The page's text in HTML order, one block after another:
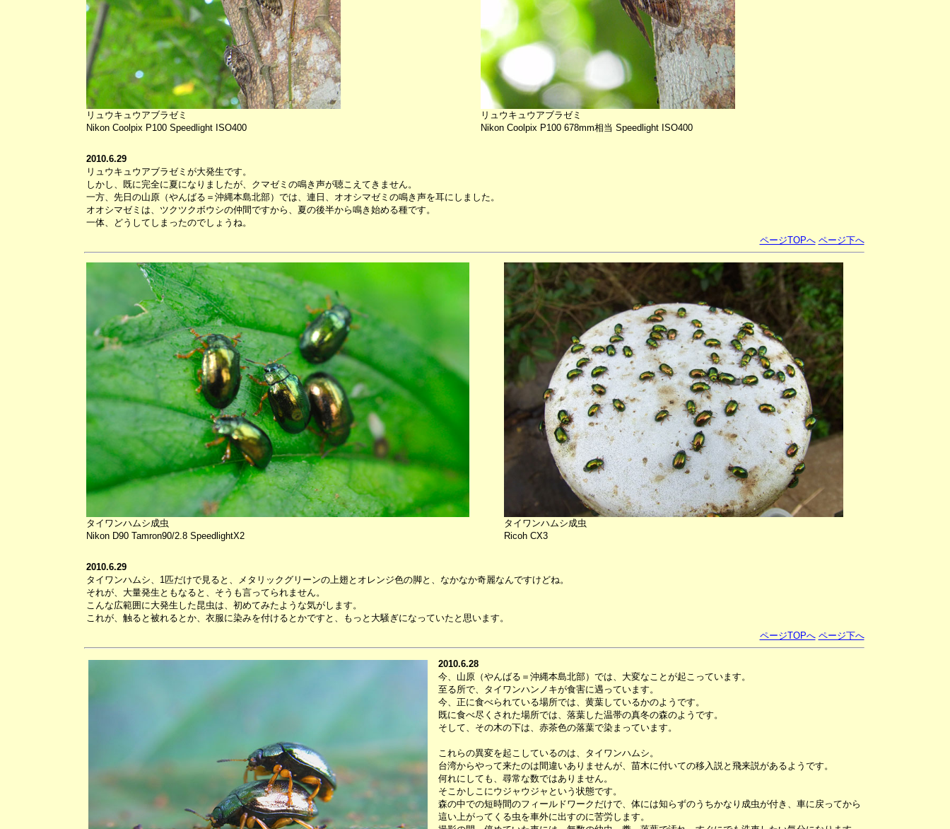
リュウキュウアブラゼミ
Nikon Coolpix P100 Speedlight ISO400
リュウキュウアブラゼミ
Nikon Coolpix P100 678mm相当 Speedlight ISO400
2010.6.29
リュウキュウアブラゼミが大発生です。
しかし、既に完全に夏になりましたが、クマゼミの鳴き声が聴こえてきません。
一方、先日の山原（やんばる＝沖縄本島北部）では、連日、オオシマゼミの鳴き声を耳にしました。
オオシマゼミは、ツクツクボウシの仲間ですから、夏の後半から鳴き始める種です。
一体、どうしてしまったのでしょうね。
ページTOPへ ページ下へ
タイワンハムシ成虫
Nikon D90 Tamron90/2.8 SpeedlightX2
タイワンハムシ成虫
Ricoh CX3
2010.6.29
タイワンハムシ、1匹だけで見ると、メタリックグリーンの上翅とオレンジ色の脚と、なかなか奇麗なんですけどね。
それが、大量発生ともなると、そうも言ってられません。
こんな広範囲に大発生した昆虫は、初めてみたような気がします。
これが、触ると被れるとか、衣服に染みを付けるとかですと、もっと大騒ぎになっていたと思います。
ページTOPへ ページ下へ
2010.6.28
今、山原（やんばる＝沖縄本島北部）では、大変なことが起こっています。
至る所で、タイワンハンノキが食害に遇っています。
今、正に食べられている場所では、黄葉しているかのようです。
既に食べ尽くされた場所では、落葉した温帯の真冬の森のようです。
そして、その木の下は、赤茶色の落葉で染まっています。
これらの異変を起こしているのは、タイワンハムシ。
台湾からやって来たのは間違いありませんが、苗木に付いての移入説と飛来説があるようです。
何れにしても、尋常な数ではありません。
そこかしこにウジャウジャという状態です。
森の中での短時間のフィールドワークだけで、体には知らずのうちかなり成虫が付き、車に戻ってから
這い上がってくる虫を車外に出すのに苦労します。